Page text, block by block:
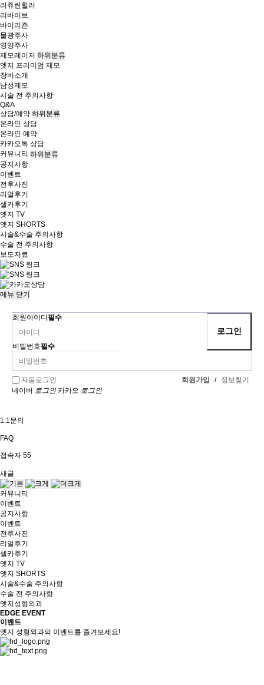
리쥬란힐러
리바이브
바이리즌
물광주사
영양주사
제모레이저 하위분류
엣지 프리미엄 제모
장비소개
남성제모
시술 전 주의사항
Q&A
상담/예약 하위분류
온라인 상담
온라인 예약
카카오톡 상담
커뮤니티 하위분류
공지사항
이벤트
전후사진
리얼후기
셀카후기
엣지 TV
엣지 SHORTS
시술&수술 주의사항
수술 전 주의사항
보도자료
메뉴 닫기
회원아이디필수
비밀번호필수
자동로그인 회원가입 / 정보찾기
네이버 로그인 카카오 로그인
1:1문의
FAQ
접속자 55
새글
커뮤니티
이벤트
공지사항
이벤트
전후사진
리얼후기
셀카후기
엣지 TV
엣지 SHORTS
시술&수술 주의사항
수술 전 주의사항
엣지성형외과
EDGE EVENT
이벤트
엣지 성형외과의 이벤트를 즐겨보세요!